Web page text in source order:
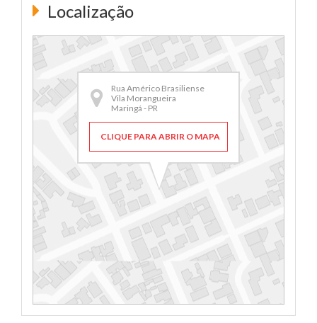
Localização
Rua Américo Brasiliense
Vila Morangueira
Maringá - PR
CLIQUE PARA ABRIR O MAPA